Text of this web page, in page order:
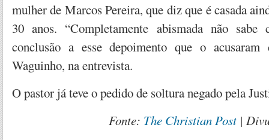
mulher de Marcos Pereira, que diz que é casada
30 anos. “Completamente abismada não sabe
conclusão a esse depoimento que o acusaram
Waguinho, na entrevista.
O pastor já teve o pedido de soltura negado pela
Fonte: The Christian Post |